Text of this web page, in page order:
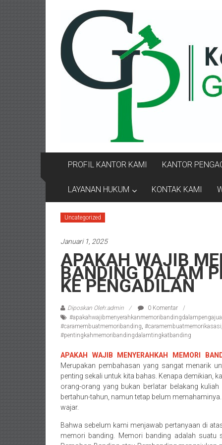
KANTOR
PENGACARA
GUSRIANTO
&
PARTNERS
/
Pengacara
Advokat
Hukum
Konsultan
Hukum
Pajak/
Mediator/
Mediasi/
Yogyakarta/Bantul/Sleman/Gunung
Kidul/Wonosari/Wates/Kulonprogo/
Yogyakarta/Jogja/
kalten/Solo/
Purwakarta,
Sukoharjo/
Semarang/
Batang/Brebes/
Purworejo,
Kebumen/Magelang/Temanggung/
Batu/
Blitar/Surabaya/Palembang/
PROFIL KANTOR KAMI KANTOR
LAYANAN HUKUM KONTAK KAMI
Uncategorized
Januari 1, 2025
APAKAH WAJIB
BANDING DALAM
KE PENGADILAN
Diposkan Oleh:admin
0 Komentar
#caramembuatmemoribanding, #caramembuatmemorikasasi
#pentingkahmemoribandingdalamtingkatbanding
APAKAH WAJIB MENYERAHKAH MEMORI
Merupakan pembahasan yang sangat menarik
penting sekali untuk kita bahas. Kenapa demikian,
orang-orang yang bukan berlatar belakang
bertahun-tahun, namun tetap belum
wajar.
Bahwa sebelum kami menjawab pertanyaan di
memori banding. Memori banding adalah suatu